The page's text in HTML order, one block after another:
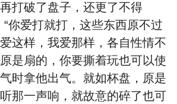
打破了盘子，还更了不得
“你爱打就打，这些东西原不过
这样，我爱那样，各自性情不
是扇的，你要撕着玩也可以使
时拿他出气。就如杯盘，原是
那一声响，就故意的碎了也可